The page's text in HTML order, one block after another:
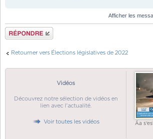
Afficher les
Répondre
Retourner vers Élections législatives de 2022
Vidéos
Découvrez notre sélection de vidéos en
lien avec l'actualité.
Voir toutes les vidéos Ãa